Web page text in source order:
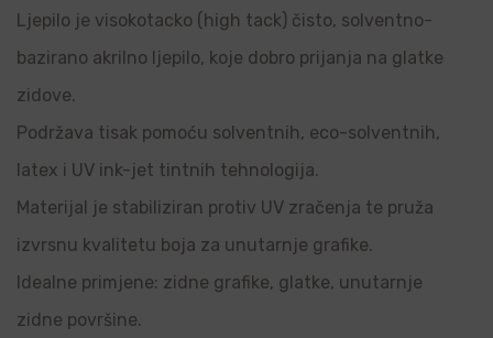
Ljepilo je visokotacko (high tack) čisto, solventno-
bazirano akrilno ljepilo, koje dobro prijanja na glatke
zidove.
Podržava tisak pomoću solventnih, eco-solventnih,
latex i UV ink-jet tintnih tehnologija.
Materijal je stabiliziran protiv UV zračenja te pruža
izvrsnu kvalitetu boja za unutarnje grafike.
Idealne primjene: zidne grafike, glatke, unutarnje
zidne površine.